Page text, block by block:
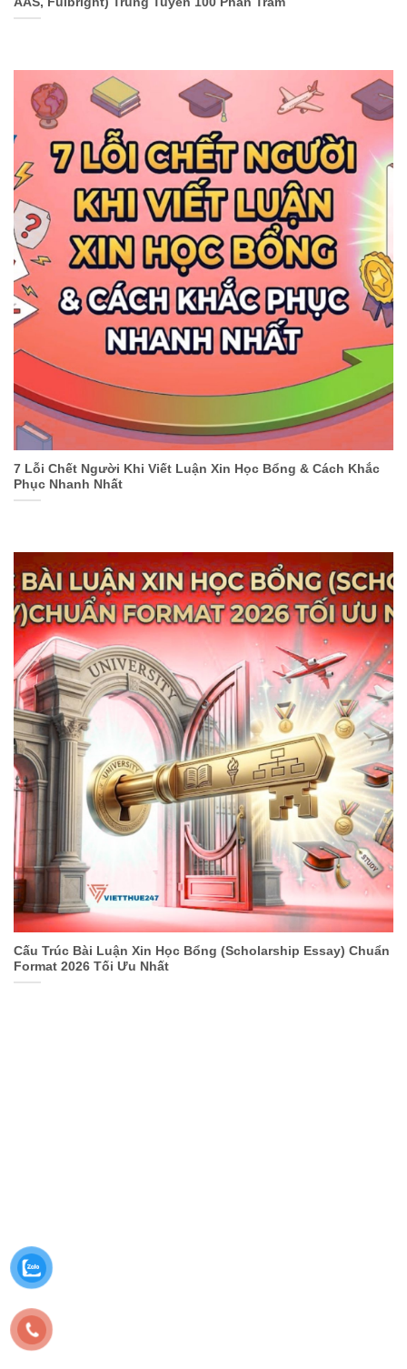
7 Lỗi Chết Người Khi Viết Luận Xin Học Bổng & Cách Khắc
Phục Nhanh Nhất
Cấu Trúc Bài Luận Xin Học Bổng (Scholarship Essay) Chuẩn
Format 2026 Tối Ưu Nhất